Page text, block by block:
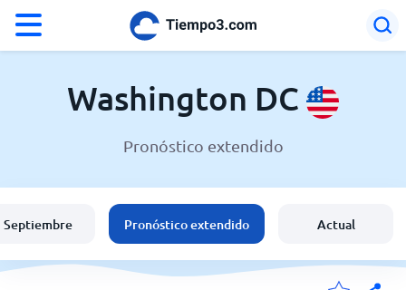
°C
El clima en Washington DC
Estados Unidos
España
Washington DC
Pronóstico extendido
Septiembre Pronóstico extendido Actual